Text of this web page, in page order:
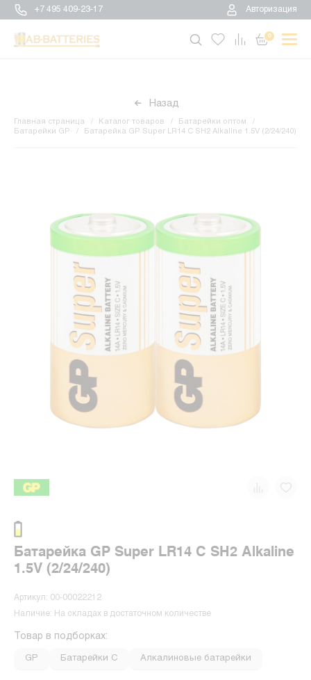
+7 495 409-23-17 Авторизация
0
Назад
Главная страница Каталог товаров
Батарейки оптом
Батарейки GP
Батарейка GP Super LR14 C SH2 Alkaline 1.5V (2/24/240)
Батарейка GP Super LR14 C SH2 Alkaline
1.5V (2/24/240)
Артикул: 00-00022212
Наличие: На складах в достаточном количестве
Товар в подборках:
GP Батарейки С Алкалиновые батарейки